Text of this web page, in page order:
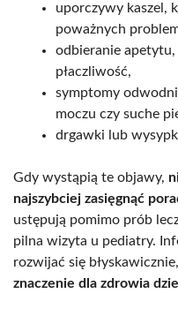
uporczywy kaszel,
poważnych
odbieranie apetytu,
płaczliwość,
symptomy
moczu czy suche
drgawki lub
Gdy wystąpią te objawy,
najszybciej zasięgnąć
ustępują pomimo prób
pilna wizyta u pediatry.
rozwijać się
znaczenie dla zdrowia